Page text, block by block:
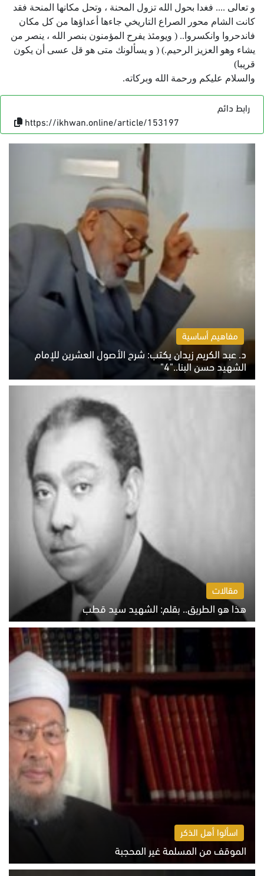
و تعالى .... فغدا بحول الله تزول المحنة ، وتحل مكانها المنحة فقد
كانت الشام محور الصراع التاريخي جاءها أعداؤها من كل مكان
فاندحروا وانكسروا.. ( ويومئذ يفرح المؤمنون بنصر الله ، ينصر من
يشاء وهو العزيز الرحيم.) ( و يسألونك متى هو قل عسى أن يكون
قريبا)
والسلام عليكم ورحمة الله وبركاته.
رابط دائم
https://ikhwan.online/article/153197
مفاهيم أساسية
د. عبد الكريم زيدان يكتب: شرح الأصول العشرين للإمام
الشهيد حسن البنا.."4"
الخميس 6 أغسطس 2026 10:27 ص
مقالات
هذا هو الطريق.. بقلم: الشهيد سيد قطب
الخميس 6 أغسطس 2026 10:52 ص
اسألوا أهل الذكر
الموقف من المسلمة غير المحجبة
الخميس 6 أغسطس 2026 10:45 ص